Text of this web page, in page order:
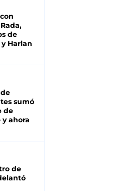
de
Harlan
sumó
de
y ahora
de